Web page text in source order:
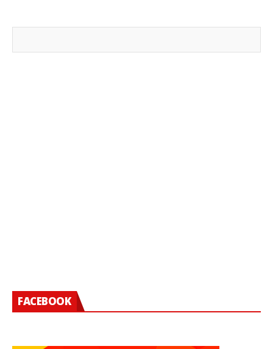
FACEBOOK